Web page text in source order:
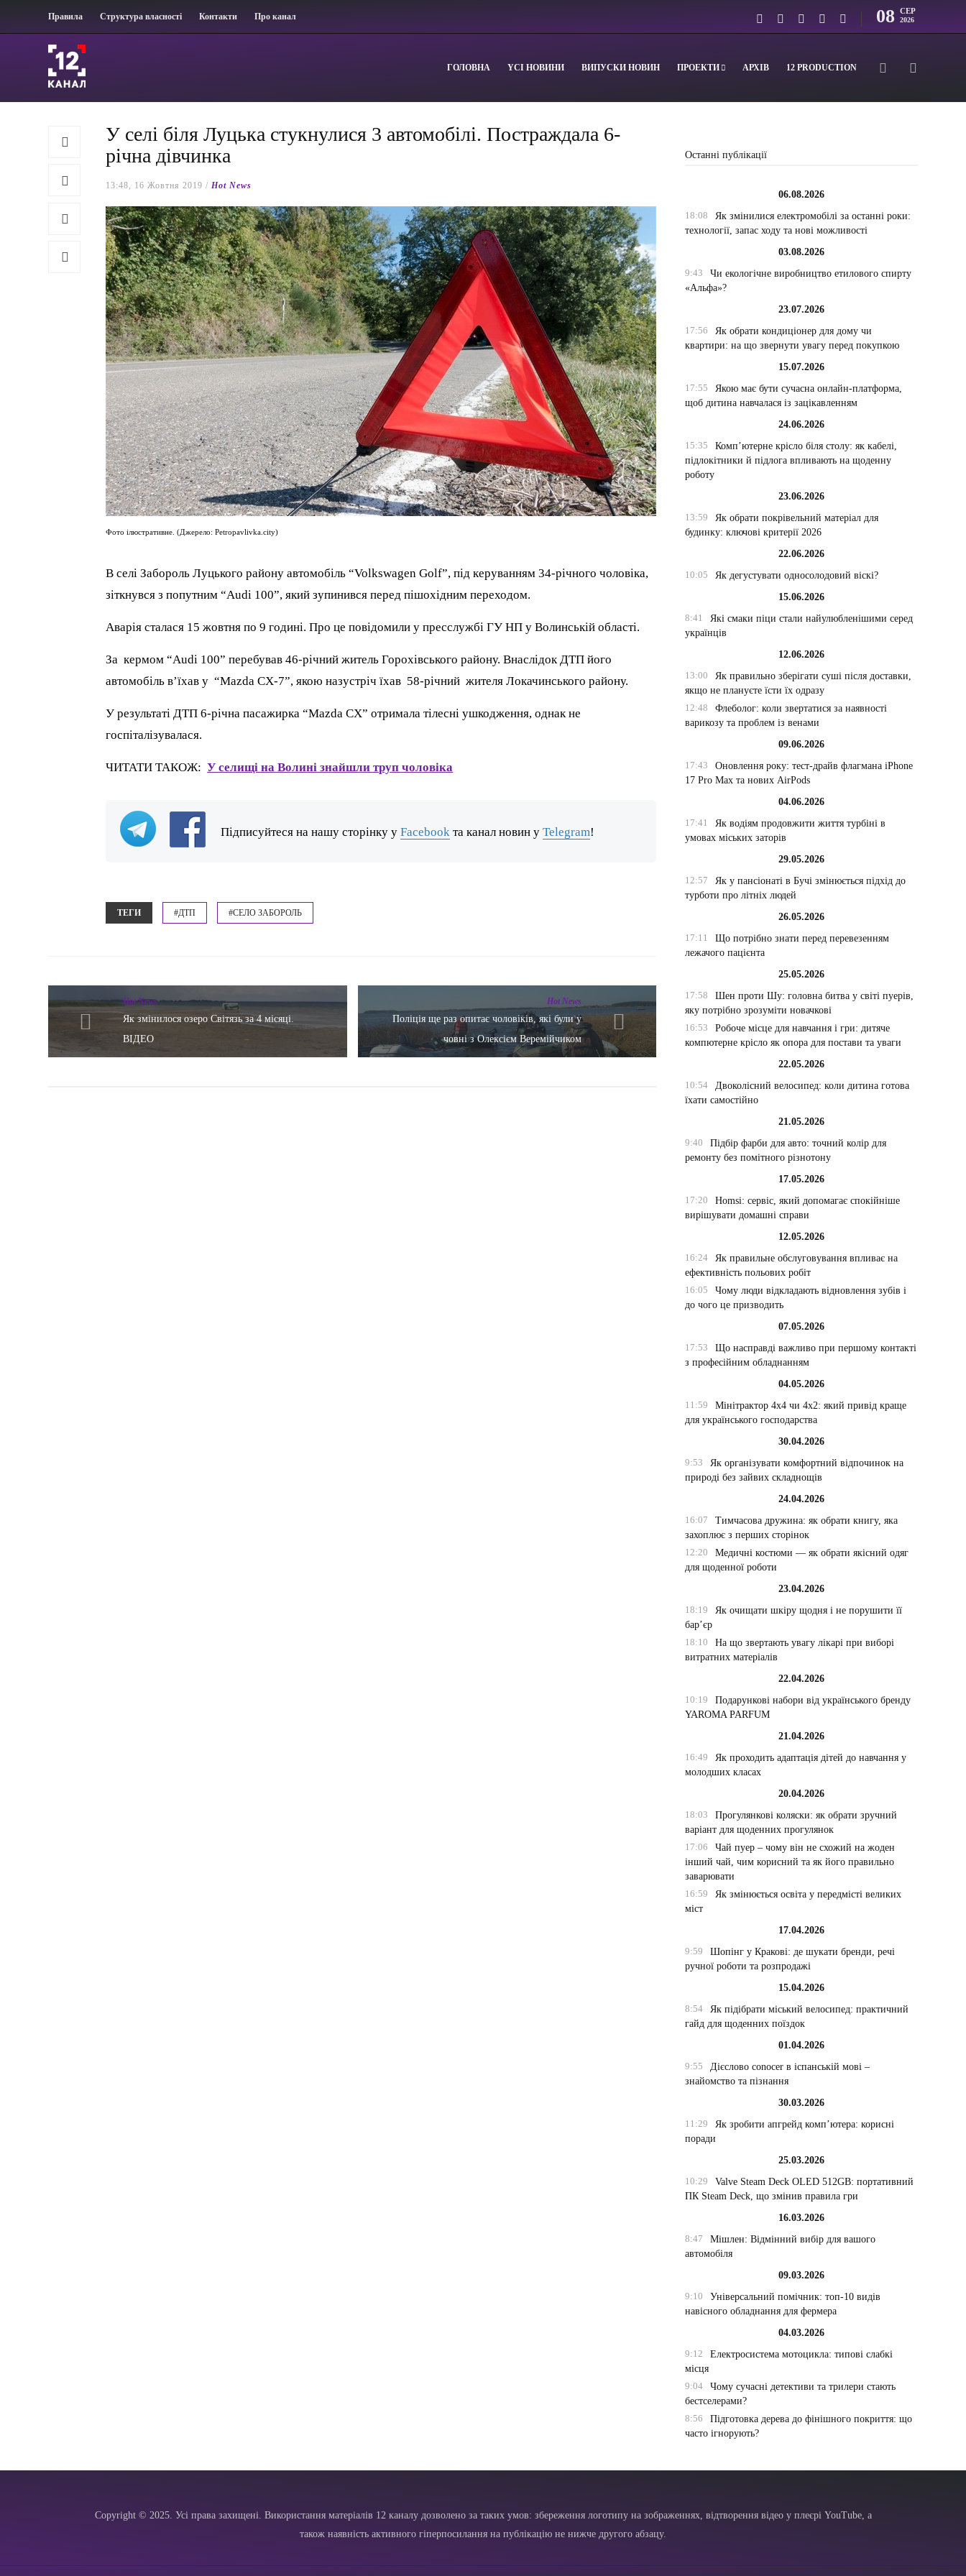
Правила Структура власності Контакти Про канал 08 СЕР
2026
ГОЛОВНА YСІ НОВИНИ ВИПУСКИ НОВИН ПРОЕКТИ АРХІВ 12 PRODUCTION
У селі біля Луцька стукнулися 3 автомобілі. Постраждала 6-
річна дівчинка
13:48, 16 Жовтня 2019 /Hot News
Фото ілюстративне. (Джерело: Petropavlivka.city)
В селі Забороль Луцького району автомобіль “Volkswagen Golf”, під керуванням 34-річного чоловіка,
зіткнувся з попутним “Audi 100”, який зупинився перед пішохідним переходом.
Аварія сталася 15 жовтня по 9 годині. Про це повідомили у пресслужбі ГУ НП у Волинській області.
За кермом “Audi 100” перебував 46-річний житель Горохівського району. Внаслідок ДТП його
автомобіль в’їхав у “Mazda CX-7”, якою назустріч їхав 58-річний жителя Локачинського району.
У результаті ДТП 6-річна пасажирка “Mazda CX” отримала тілесні ушкодження, однак не
госпіталізувалася.
ЧИТАТИ ТАКОЖ:У селищі на Волині знайшли труп чоловіка
Підписуйтеся на нашу сторінку уFacebook та канал новин уTelegram!
ТЕГИ #ДТП #СЕЛО ЗАБОРОЛЬ
Hot News
Як змінилося озеро Світязь за 4 місяці.
ВІДЕО
Hot News
Поліція ще раз опитає чоловіків, які були у
човні з Олексієм Веремійчиком
Останні публікації
06.08.2026
18:08
Як змінилися електромобілі за останні роки:
технології, запас ходу та нові можливості
03.08.2026
9:43
Чи екологічне виробництво етилового спирту
«Альфа»?
23.07.2026
17:56
Як обрати кондиціонер для дому чи
квартири: на що звернути увагу перед покупкою
15.07.2026
17:55
Якою має бути сучасна онлайн-платформа,
щоб дитина навчалася із зацікавленням
24.06.2026
15:35
Комп’ютерне крісло біля столу: як кабелі,
підлокітники й підлога впливають на щоденну
роботу
23.06.2026
13:59
Як обрати покрівельний матеріал для
будинку: ключові критерії 2026
22.06.2026
10:05
Як дегустувати односолодовий віскі?
15.06.2026
8:41
Які смаки піци стали найулюбленішими серед
українців
12.06.2026
13:00
Як правильно зберігати суші після доставки,
якщо не плануєте їсти їх одразу
12:48
Флеболог: коли звертатися за наявності
варикозу та проблем із венами
09.06.2026
17:43
Оновлення року: тест-драйв флагмана iPhone
17 Pro Max та нових AirPods
04.06.2026
17:41
Як водіям продовжити життя турбіні в
умовах міських заторів
29.05.2026
12:57
Як у пансіонаті в Бучі змінюється підхід до
турботи про літніх людей
26.05.2026
17:11
Що потрібно знати перед перевезенням
лежачого пацієнта
25.05.2026
17:58
Шен проти Шу: головна битва у світі пуерів,
яку потрібно зрозуміти новачкові
16:53
Робоче місце для навчання і гри: дитяче
компютерне крісло як опора для постави та уваги
22.05.2026
10:54
Двоколісний велосипед: коли дитина готова
їхати самостійно
21.05.2026
9:40
Підбір фарби для авто: точний колір для
ремонту без помітного різнотону
17.05.2026
17:20
Homsi: сервіс, який допомагає спокійніше
вирішувати домашні справи
12.05.2026
16:24
Як правильне обслуговування впливає на
ефективність польових робіт
16:05
Чому люди відкладають відновлення зубів і
до чого це призводить
07.05.2026
17:53
Що насправді важливо при першому контакті
з професійним обладнанням
04.05.2026
11:59
Мінітрактор 4х4 чи 4х2: який привід краще
для українського господарства
30.04.2026
9:53
Як організувати комфортний відпочинок на
природі без зайвих складнощів
24.04.2026
16:07
Тимчасова дружина: як обрати книгу, яка
захоплює з перших сторінок
12:20
Медичні костюми — як обрати якісний одяг
для щоденної роботи
23.04.2026
18:19
Як очищати шкіру щодня і не порушити її
бар’єр
18:10
На що звертають увагу лікарі при виборі
витратних матеріалів
22.04.2026
10:19
Подарункові набори від українського бренду
YAROMA PARFUM
21.04.2026
16:49
Як проходить адаптація дітей до навчання у
молодших класах
20.04.2026
18:03
Прогулянкові коляски: як обрати зручний
варіант для щоденних прогулянок
17:06
Чай пуер – чому він не схожий на жоден
інший чай, чим корисний та як його правильно
заварювати
16:59
Як змінюється освіта у передмісті великих
міст
17.04.2026
9:59
Шопінг у Кракові: де шукати бренди, речі
ручної роботи та розпродажі
15.04.2026
8:54
Як підібрати міський велосипед: практичний
гайд для щоденних поїздок
01.04.2026
9:55
Дієслово conocer в іспанській мові –
знайомство та пізнання
30.03.2026
11:29
Як зробити апгрейд комп’ютера: корисні
поради
25.03.2026
10:29
Valve Steam Deck OLED 512GB: портативний
ПК Steam Deck, що змінив правила гри
16.03.2026
8:47
Мішлен: Відмінний вибір для вашого
автомобіля
09.03.2026
9:10
Універсальний помічник: топ-10 видів
навісного обладнання для фермера
04.03.2026
9:12
Електросистема мотоцикла: типові слабкі
місця
9:04
Чому сучасні детективи та трилери стають
бестселерами?
8:56
Підготовка дерева до фінішного покриття: що
часто ігнорують?
Copyright © 2025. Усі права захищені. Використання матеріалів 12 каналу дозволено за таких умов: збереження логотипу на зображеннях, відтворення відео у плеєрі YouTube, а
також наявність активного гіперпосилання на публікацію не нижче другого абзацу.